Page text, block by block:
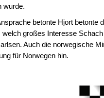
wurde.
betonte Hjort betonte
welch großes Interesse
Auch die norwegische
für Norwegen hin.